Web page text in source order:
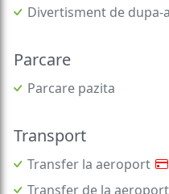
Parcare pazita
Transfer la aeroport
Transfer de la aeroport